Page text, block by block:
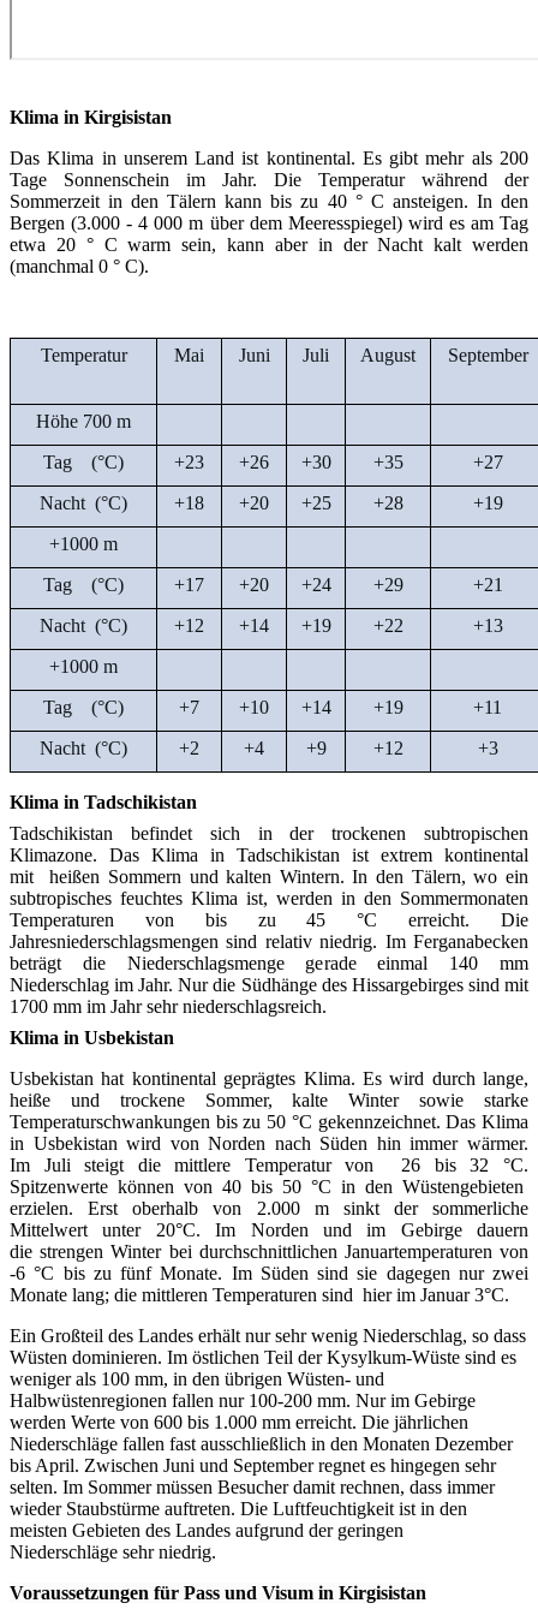
Klima in Kirgisistan
Das Klima in unserem Land ist kontinental. Es gibt mehr als 200
Tage Sonnenschein im Jahr. Die Temperatur während der
Sommerzeit in den Tälern kann bis zu 40 ° C ansteigen. In den
Bergen (3.000 - 4 000 m über dem Meeresspiegel) wird es am Tag
etwa 20 ° C warm sein, kann aber in der Nacht kalt werden
(manchmal 0 ° C).
Temperatur Mai Juni Juli August September
Höhe 700 m
Tag (°C)
+23 +26 +30 +35
+27
Nacht (°C)
+18 +20 +25 +28
+19
+1000 m
Tag (°C)
+17 +20 +24 +29
+21
Nacht (°C)
+12 +14 +19 +22
+13
+1000 m
Tag (°C)
+7 +10 +14 +19
+11
Nacht (°C)
+2 +4 +9 +12 +3
Klima in Tadschikistan
Tadschikistan befindet sich in der trockenen subtropischen
Klimazone. Das Klima in Tadschikistan ist extrem kontinental
mit heißen Sommern und kalten Wintern. In den Tälern, wo ein
subtropisches feuchtes Klima ist, werden in den Sommermonaten
Temperaturen von bis zu 45 °C erreicht. Die
Jahresniederschlagsmengen sind relativ niedrig. Im Ferganabecken
beträgt die Niederschlagsmenge gerade einmal 140 mm
Niederschlag im Jahr. Nur die Südhänge des Hissargebirges sind mit
1700 mm im Jahr sehr niederschlagsreich.
Klima in Usbekistan
Usbekistan hat kontinental geprägtes Klima. Es wird durch lange,
heiße und trockene Sommer, kalte Winter sowie starke
Temperaturschwankungen bis zu 50 °C gekennzeichnet. Das Klima
in Usbekistan wird von Norden nach Süden hin immer wärmer.
Im Juli steigt die mittlere Temperatur von 26 bis 32 °C.
Spitzenwerte können von 40 bis 50 °C in den Wüstengebieten
erzielen. Erst oberhalb von 2.000 m sinkt der sommerliche
Mittelwert unter 20°C. Im Norden und im Gebirge dauern
die strengen Winter bei durchschnittlichen Januartemperaturen von
-6 °C bis zu fünf Monate. Im Süden sind sie dagegen nur zwei
Monate lang; die mittleren Temperaturen sind hier im Januar 3°C.
Ein Großteil des Landes erhält nur sehr wenig Niederschlag, so dass
Wüsten dominieren. Im östlichen Teil der Kysylkum-Wüste sind es
weniger als 100 mm, in den übrigen Wüsten- und
Halbwüstenregionen fallen nur 100-200 mm. Nur im Gebirge
werden Werte von 600 bis 1.000 mm erreicht. Die jährlichen
Niederschläge fallen fast ausschließlich in den Monaten Dezember
bis April. Zwischen Juni und September regnet es hingegen sehr
selten. Im Sommer müssen Besucher damit rechnen, dass immer
wieder Staubstürme auftreten. Die Luftfeuchtigkeit ist in den
meisten Gebieten des Landes aufgrund der geringen
Niederschläge sehr niedrig.
Voraussetzungen für Pass und Visum in Kirgisistan